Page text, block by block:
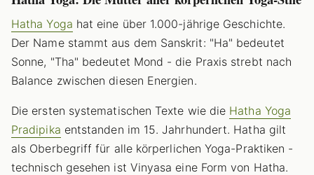
Hatha Yoga hat eine über 1.000-jährige Geschichte.
Der Name stammt aus dem Sanskrit: "Ha" bedeutet
Sonne, "Tha" bedeutet Mond - die Praxis strebt nach
Balance zwischen diesen Energien.
Die ersten systematischen Texte wie die Hatha Yoga
Pradipika entstanden im 15. Jahrhundert. Hatha gilt
als Oberbegriff für alle körperlichen Yoga-Praktiken -
technisch gesehen ist Vinyasa eine Form von Hatha.